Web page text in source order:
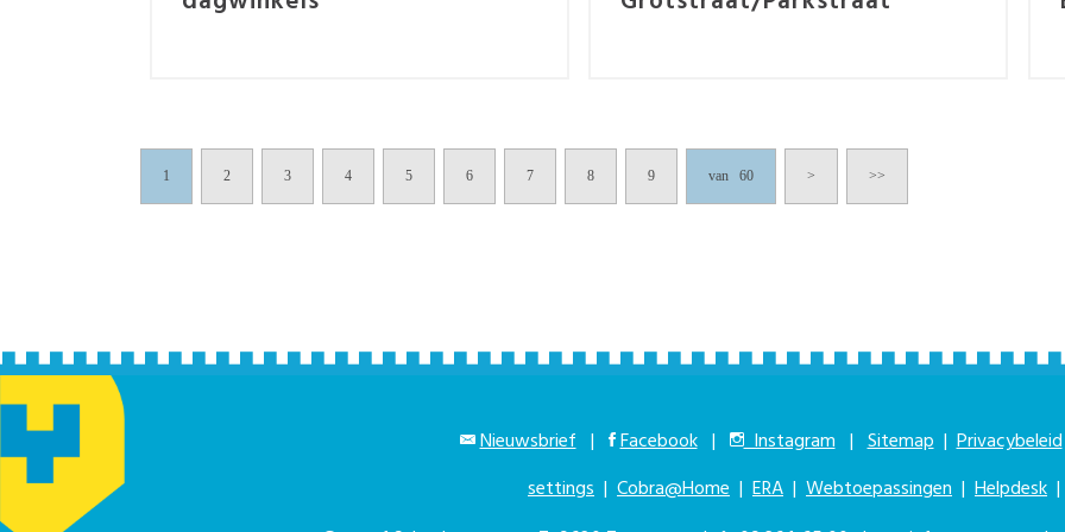
1 2 3 4 5 6 7 8 9 van 60 > >>
Nieuwsbrief | Facebook | Instagram | Sitemap |Privacybeleid
settings | Cobra@Home | ERA | Webtoepassingen | Helpdesk |